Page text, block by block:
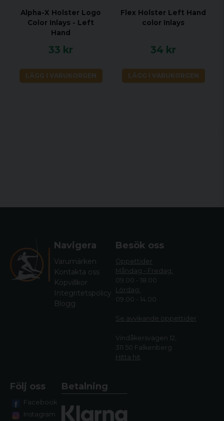
Alpha-X Holster Logo
Color Inlays - Left
Hand
33 kr
LÄGG I VARUKORGEN
Flex Holster Left Hand
color Inlays
34 kr
LÄGG I VARUKORGEN
Navigera
Varumärken
Kontakta oss
Köpvillkor
Integritetspolicy
Blogg
Besök oss
Öppettider
Måndag - Fredag:
09.00 - 18.00
Lördag:
09.00 - 14.00
Se avvikande öppettider
Vindåkersvägen 12,
311 50 Falkenberg
Hitta hit
Följ oss
Facebook
Instagram
Betalning